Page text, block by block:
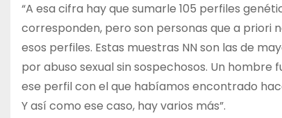
“A esa cifra hay que sumarle 105 perfiles
corresponden, pero son personas que a priori
esos perfiles. Estas muestras NN son las de
por abuso sexual sin sospechosos. Un
ese perfil con el que habíamos encontrado
Y así como ese caso, hay varios más”.